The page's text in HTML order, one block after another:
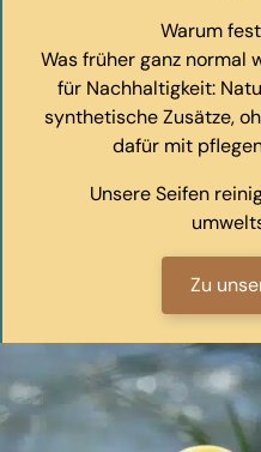
Warum
Was früher ganz normal
für Nachhaltigkeit:
synthetische Zusätze,
dafür mit
Unsere Seifen
Zu